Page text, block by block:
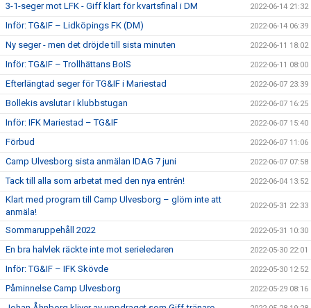
3-1-seger mot LFK - Giff klart för kvartsfinal i DM 2022-06-14 21:32
Inför: TG&IF – Lidköpings FK (DM) 2022-06-14 06:39
Ny seger - men det dröjde till sista minuten 2022-06-11 18:02
Inför: TG&IF – Trollhättans BoIS 2022-06-11 08:00
Efterlängtad seger för TG&IF i Mariestad 2022-06-07 23:39
Bollekis avslutar i klubbstugan 2022-06-07 16:25
Inför: IFK Mariestad – TG&IF 2022-06-07 15:40
Förbud 2022-06-07 11:06
Camp Ulvesborg sista anmälan IDAG 7 juni 2022-06-07 07:58
Tack till alla som arbetat med den nya entrén! 2022-06-04 13:52
Klart med program till Camp Ulvesborg – glöm inte att
anmäla!
2022-05-31 22:33
Sommaruppehåll 2022 2022-05-31 10:30
En bra halvlek räckte inte mot serieledaren 2022-05-30 22:01
Inför: TG&IF – IFK Skövde 2022-05-30 12:52
Påminnelse Camp Ulvesborg 2022-05-29 08:16